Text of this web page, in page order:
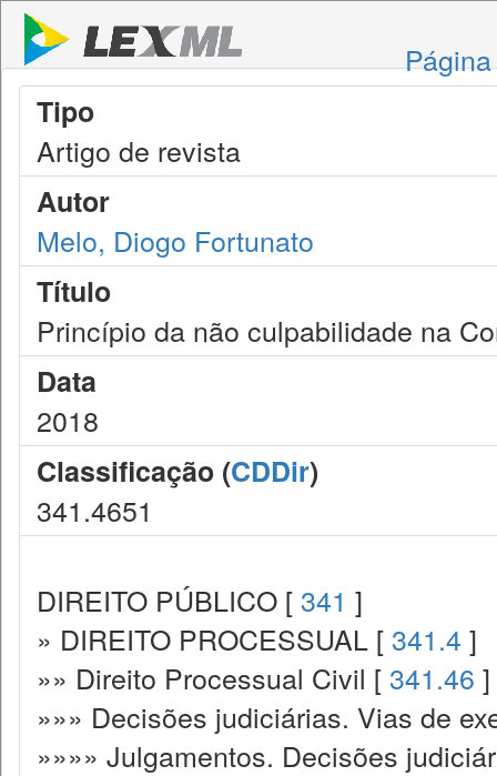
Tipo
Artigo de revista
Autor
Melo, Diogo Fortunato
Título
Princípio da não culpabilidade na
Data
2018
Classificação (CDDir)
341.4651
DIREITO PÚBLICO [ 341 ]
» DIREITO PROCESSUAL [ 341.4 ]
»» Direito Processual Civil [ 341.46 ]
»»» Decisões judiciárias. Vias de
»»»» Julgamentos. Decisões